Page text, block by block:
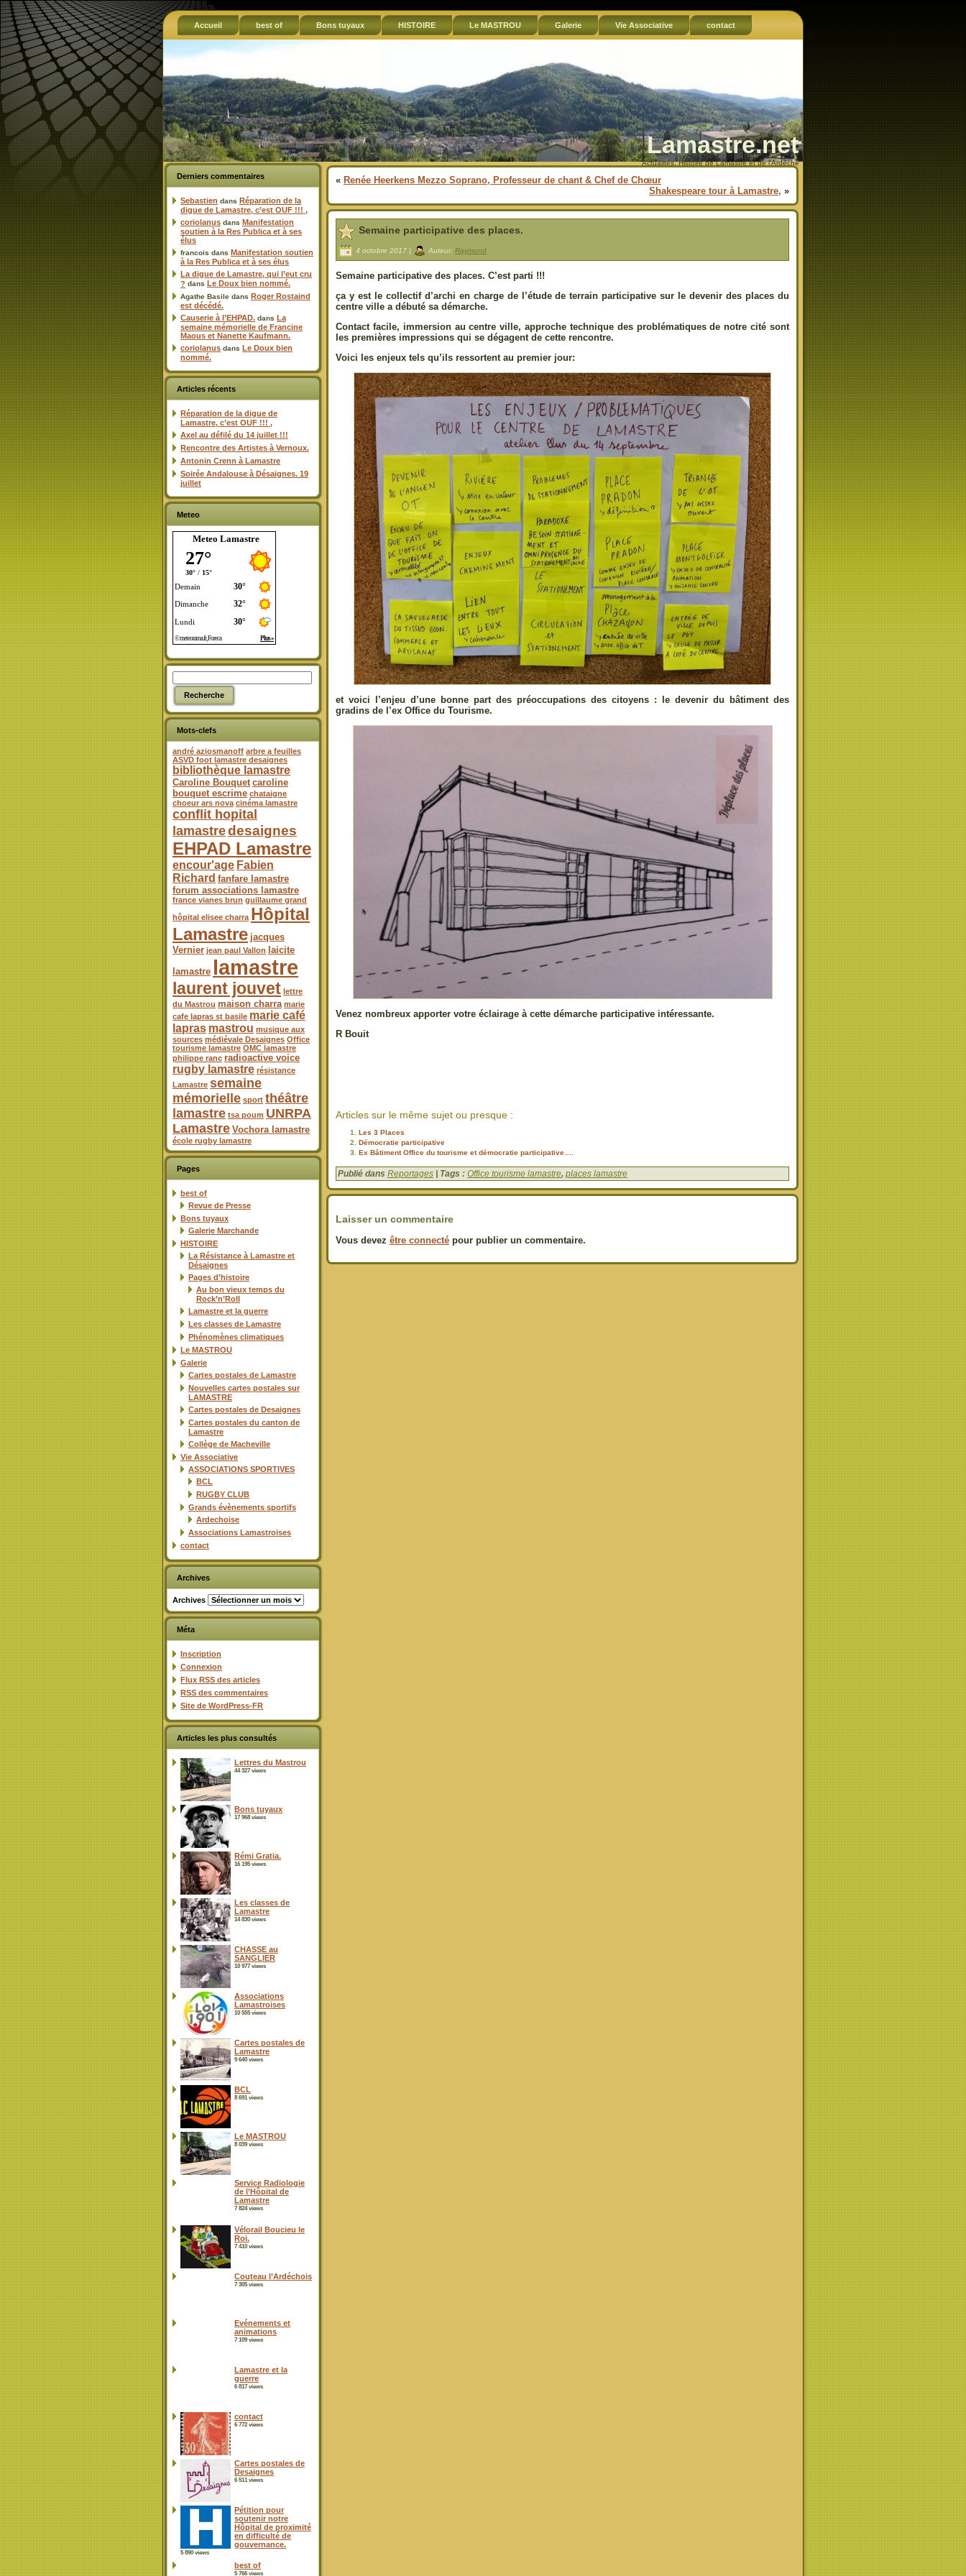
Accueil best of Bons tuyaux HISTOIRE Le MASTROU Galerie Vie Associative contact
Lamastre.net
Actualités, Histoire de Lamastre et de l'Ardèche
Derniers commentaires
Sebastien dans Réparation de la
digue de Lamastre, c’est OUF !!! ,
coriolanus dans Manifestation
soutien à la Res Publica et à ses
élus
francois dans Manifestation soutien
à la Res Publica et à ses élus
La digue de Lamastre, qui l’eut cru
? dans Le Doux bien nommé.
Agathe Basile dans Roger Rostaind
est décédé.
Causerie à l’EHPAD. dans La
semaine mémorielle de Francine
Maous et Nanette Kaufmann.
coriolanus dans Le Doux bien
nommé.
Articles récents
Réparation de la digue de
Lamastre, c’est OUF !!! ,
Axel au défilé du 14 juillet !!!
Rencontre des Artistes à Vernoux.
Antonin Crenn à Lamastre
Soirée Andalouse à Désaignes. 19
juillet
Meteo
Meteo Lamastre
Mots-clefs
andré aziosmanoff arbre a feuilles
ASVD foot lamastre desaignes
bibliothèque lamastre
Caroline Bouquet caroline
bouquet escrime chataigne
choeur ars nova cinéma lamastre
conflit hopital
lamastredesaignes
EHPAD Lamastre
encour'age Fabien
Richard fanfare lamastre
forum associations lamastre
france vianes brun guillaume grand
hôpital elisee charra Hôpital
Lamastre jacques
Vernier jean paul Vallon
laicite
lamastre lamastre
laurent jouvet lettre
du Mastrou maison charra marie
cafe lapras st basile marie café
lapras mastrou musique aux
sources médiévale Desaignes Office
tourisme lamastre OMC lamastre
philippe ranc radioactive voice
rugby lamastre résistance
Lamastre semaine
mémorielle sport théâtre
lamastre tsa poum UNRPA
Lamastre Vochora lamastre
école rugby lamastre
Pages
best of
Revue de Presse
Bons tuyaux
Galerie Marchande
HISTOIRE
La Résistance à Lamastre et
Désaignes
Pages d’histoire
Au bon vieux temps du
Rock’n’Roll
Lamastre et la guerre
Les classes de Lamastre
Phénomènes climatiques
Le MASTROU
Galerie
Cartes postales de Lamastre
Nouvelles cartes postales sur
LAMASTRE
Cartes postales de Desaignes
Cartes postales du canton de
Lamastre
Collège de Macheville
Vie Associative
ASSOCIATIONS SPORTIVES
BCL
RUGBY CLUB
Grands évènements sportifs
Ardechoise
Associations Lamastroises
contact
Archives
Archives
Méta
Inscription
Connexion
Flux RSS des articles
RSS des commentaires
Site de WordPress-FR
Articles les plus consultés
Lettres du Mastrou
44 327 views
Bons tuyaux
17 968 views
Rémi Gratia.
16 195 views
Les classes de
Lamastre
14 830 views
CHASSE au
SANGLIER
10 977 views
Associations
Lamastroises
10 555 views
Cartes postales de
Lamastre
9 640 views
BCL
8 691 views
Le MASTROU
8 039 views
Service Radiologie
de l’Hôpital de
Lamastre
7 824 views
Vélorail Boucieu le
Roi.
7 410 views
Couteau l’Ardéchois
7 305 views
Evénements et
animations
7 109 views
Lamastre et la
guerre
6 817 views
contact
6 772 views
Cartes postales de
Desaignes
6 511 views
Pétition pour
soutenir notre
Hôpital de proximité
en difficulté de
gouvernance.
5 890 views
best of
5 766 views
« Renée Heerkens Mezzo Soprano, Professeur de chant & Chef de Chœur
Shakespeare tour à Lamastre, »
Semaine participative des places.
4 octobre 2017 | Auteur: Raymond
Semaine participative des places. C’est parti !!!
ça y est le collectif d’archi en charge de l’étude de terrain participative sur le devenir des places du
centre ville a débuté sa démarche.
Contact facile, immersion au centre ville, approche technique des problématiques de notre cité sont
les premières impressions qui se dégagent de cette rencontre.
Voici les enjeux tels qu’ils ressortent au premier jour:
et voici l’enjeu d’une bonne part des préoccupations des citoyens : le devenir du bâtiment des
gradins de l’ex Office du Tourisme.
Venez nombreux apporter votre éclairage à cette démarche participative intéressante.
R Bouit
Articles sur le même sujet ou presque :
Les 3 Places
Démocratie participative
Ex Bâtiment Office du tourisme et démocratie participative….
Publié dans Reportages | Tags : Office tourisme lamastre, places lamastre
Laisser un commentaire
Vous devez être connecté pour publier un commentaire.